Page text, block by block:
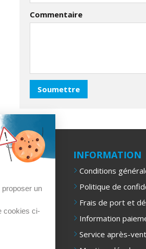
Commentaire
INFORMATION
Conditions
Politique de
Frais de port et
Information
Service après-
un
cookies ci-